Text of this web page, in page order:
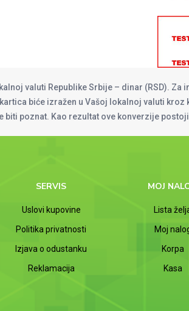
valuti Republike Srbije – dinar (RSD).
biće izražen u Vašoj lokalnoj valuti
biti poznat. Kao rezultat ove konverzije
SERVIS
Uslovi kupovine
Politika privatnosti
Izjava o odustanku
Reklamacija
MOJ
Lista
Moj
Korpa
Kasa